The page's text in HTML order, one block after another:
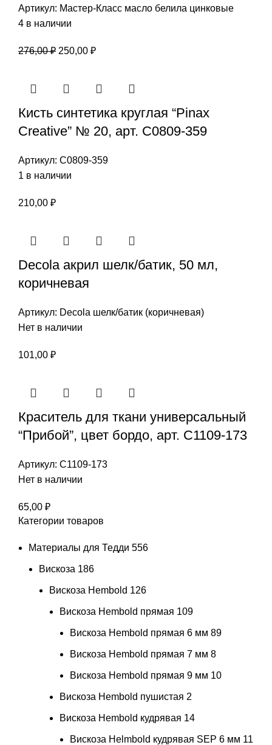
Артикул: Мастер-Класс масло белила цинковые
4 в наличии
276,00₽ Первоначальная
276,00 ₽.
250,00 ₽Текущая
Кисть синтетика круглая “Pinax
Creative” № 20, арт. С0809-359
Артикул: С0809-359
1 в наличии
210,00 ₽
Decola акрил шелк/батик, 50 мл,
коричневая
Артикул: Decola шелк/батик (коричневая)
Нет в наличии
101,00 ₽
Краситель для ткани универсальный
“Прибой”, цвет бордо, арт. С1109-173
Артикул: С1109-173
Нет в наличии
65,00 ₽
Категории товаров
Материалы для Тедди 556
Вискоза 186
Вискоза Hembold 126
Вискоза Hembold прямая 109
Вискоза Hembold прямая 6 мм 89
Вискоза Hembold прямая 7 мм 8
Вискоза Hembold прямая 9 мм 10
Вискоза Hembold пушистая 2
Вискоза Hembold кудрявая 14
Вискоза Helmbold кудрявая SEP 6 мм 11